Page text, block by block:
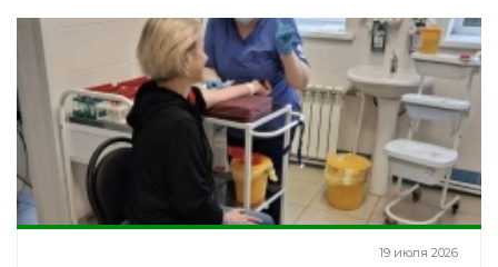
19 июля 2026